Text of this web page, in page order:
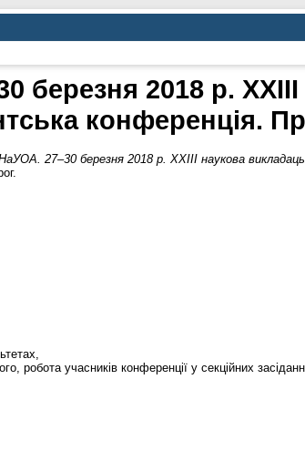
березня 2018 р.
конференція.
27–30 березня 2018 р. ХХІІI наукова
робота учасників конференції у секційних